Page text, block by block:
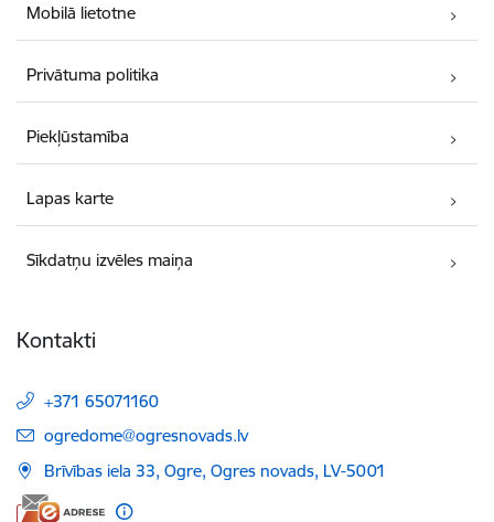
Mobilā lietotne
Privātuma politika
Piekļūstamība
Lapas karte
Sīkdatņu izvēles maiņa
Kontakti
+371 65071160
E-pasts:
ogredome@ogresnovads.lv
Brīvības iela 33, Ogre, Ogres novads, LV-5001